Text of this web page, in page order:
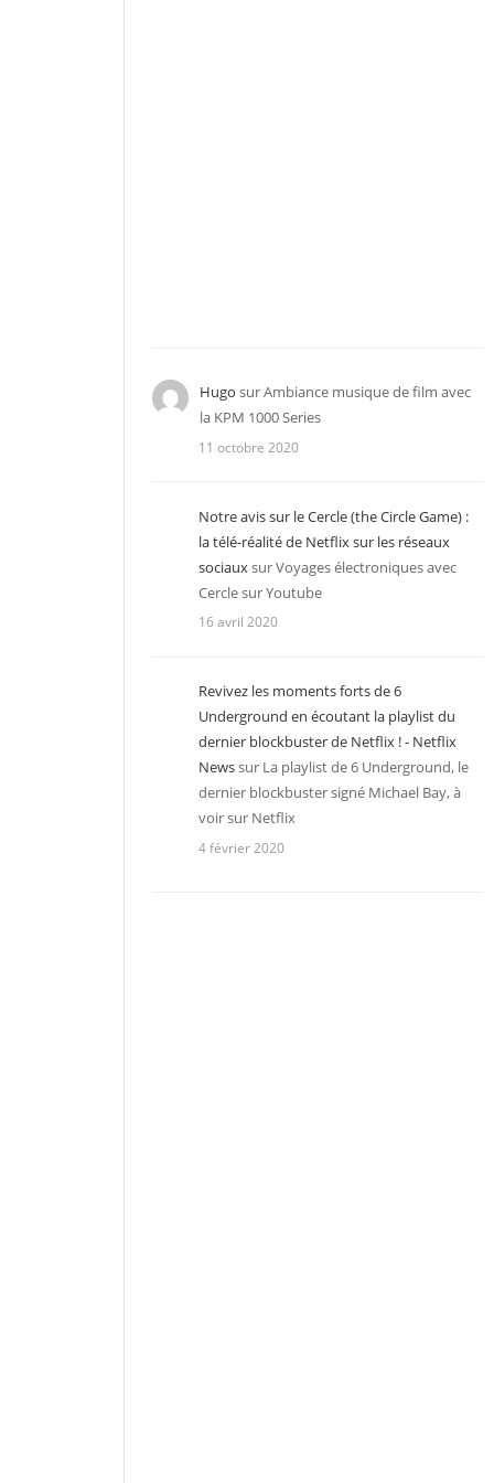
Hugo surAmbiance musique de film avec
la KPM 1000 Series
11 octobre 2020
Notre avis sur le Cercle (the Circle Game) :
la télé-réalité de Netflix sur les réseaux
sociauxsurVoyages électroniques avec
Cercle sur Youtube
16 avril 2020
Revivez les moments forts de 6
Underground en écoutant la playlist du
dernier blockbuster de Netflix ! - Netflix
Newssur La playlist de 6 Underground, le
dernier blockbuster signé Michael Bay, à
voir sur Netflix
4 février 2020